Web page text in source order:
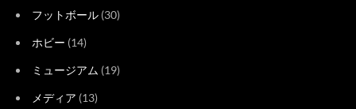
フットボール (30)
ホビー (14)
ミュージアム (19)
メディア (13)